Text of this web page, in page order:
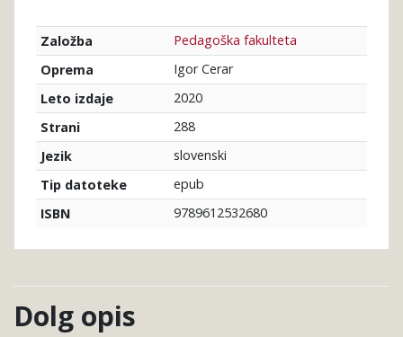
Založba
Pedagoška fakulteta
Oprema
Igor Cerar
Leto izdaje
2020
Strani
288
Jezik
slovenski
Tip datoteke
epub
ISBN
9789612532680
Dolg opis